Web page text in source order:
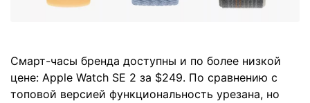
Смарт-часы бренда доступны и по более низкой
цене: Apple Watch SE 2 за $249. По сравнению с
топовой версией функциональность урезана, но